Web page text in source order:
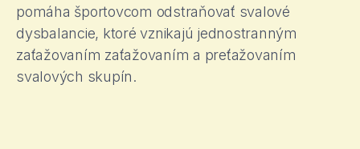
pomáha športovcom odstraňovať svalové
dysbalancie, ktoré vznikajú jednostranným
zaťažovaním zaťažovaním a preťažovaním
svalových skupín.